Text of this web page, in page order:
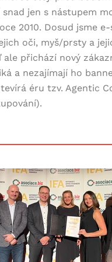
snad jen s nástupem
2010. Dosud jsme
oči, myš/prsty a
ale přichází nový
a nezajímají ho
éru tzv. Agentic